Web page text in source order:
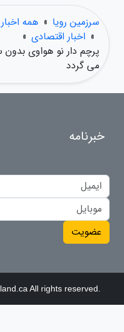
سرزمین رویا » همه
» اخبار اقتصادی »
پرچم دار نو هواوی بدون
می گردد
خبرنامه
عضویت
All rights reserved.